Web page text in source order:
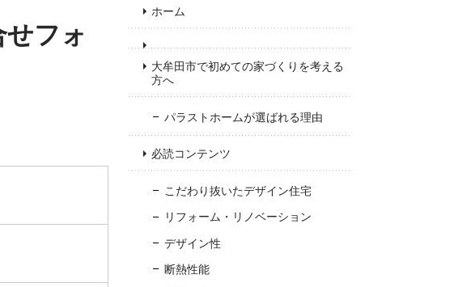
フォ
ホーム
大牟田市で初めての家づくりを考える
方へ
パラストホームが選ばれる理由
必読コンテンツ
こだわり抜いたデザイン住宅
リフォーム・リノベーション
デザイン性
断熱性能